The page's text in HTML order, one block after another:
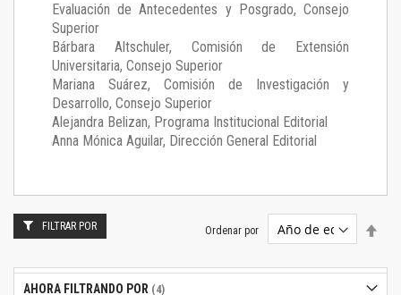
Evaluación de Antecedentes y Posgrado, Consejo
Superior
Bárbara Altschuler, Comisión de Extensión
Universitaria, Consejo Superior
Mariana Suárez, Comisión de Investigación y
Desarrollo, Consejo Superior
Alejandra Belizan, Programa Institucional Editorial
Anna Mónica Aguilar, Dirección General Editorial
Ordenar por
FILTRAR POR
AHORA FILTRANDO POR